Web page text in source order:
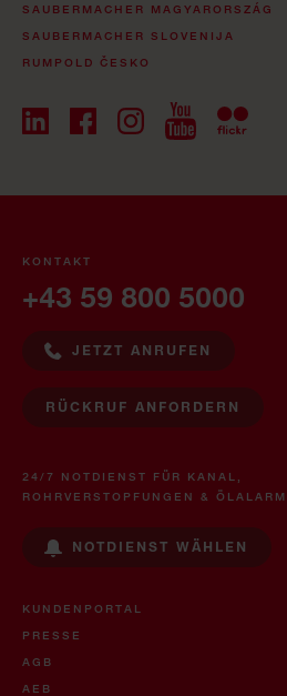
SAUBERMACHER MAGYARORSZÁG
SAUBERMACHER SLOVENIJA
RUMPOLD ČESKO
KONTAKT
+43 59 800 5000
JETZT ANRUFEN
RÜCKRUF ANFORDERN
24/7 NOTDIENST FÜR KANAL,
ROHRVERSTOPFUNGEN & ÖLALARM
NOTDIENST WÄHLEN
KUNDENPORTAL
PRESSE
AGB
AEB